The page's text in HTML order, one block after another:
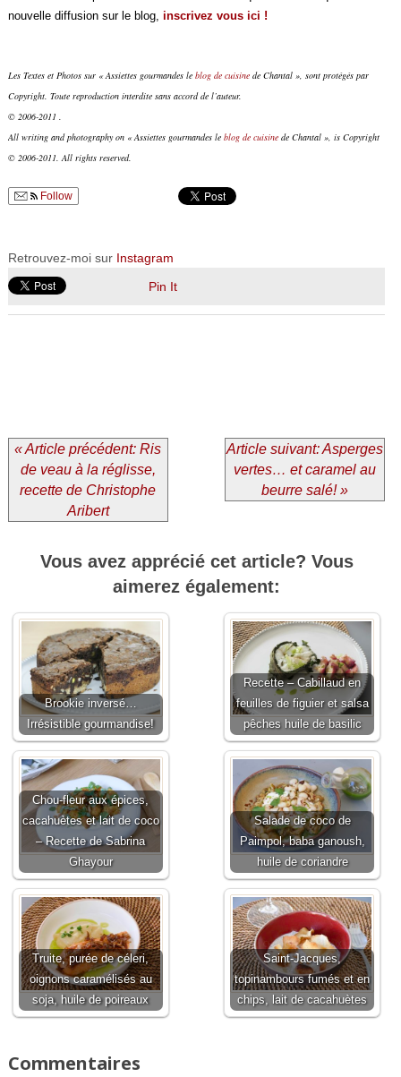
nouvelle diffusion sur le blog, inscrivez vous ici !
Les Textes et Photos sur « Assiettes gourmandes le blog de cuisinede Chantal », sont protégés par
Copyright. Toute reproduction interdite sans accord de l’auteur.
© 2006-2011 .
All writing and photography on « Assiettes gourmandes le blog de cuisinede Chantal », is Copyright
© 2006-2011. All rights reserved.
Follow
Retrouvez-moi sur Instagram
Pin It
« Article précédent: Ris
de veau à la réglisse,
recette de Christophe
Aribert
Article suivant: Asperges
vertes… et caramel au
beurre salé! »
Vous avez apprécié cet article? Vous
aimerez également:
Brookie inversé…
Irrésistible gourmandise!
Recette – Cabillaud en
feuilles de figuier et salsa
pêches huile de basilic
Chou-fleur aux épices,
cacahuètes et lait de coco
– Recette de Sabrina
Ghayour
Salade de coco de
Paimpol, baba ganoush,
huile de coriandre
Truite, purée de céleri,
oignons caramélisés au
soja, huile de poireaux
Saint-Jacques,
topinambours fumés et en
chips, lait de cacahuètes
Commentaires